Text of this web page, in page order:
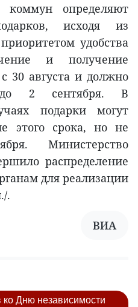
определяют
исходя из
удобства
и получение
30 августа и должно
2 сентября. В
подарки могут
этого срока, но не
Министерство
распределение
для реализации
.
ВИА
ко Дню независимости